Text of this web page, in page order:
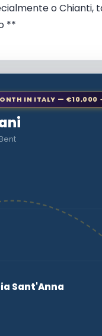
o Chianti,
**
IN ITALY — €10,000
Sant'Anna